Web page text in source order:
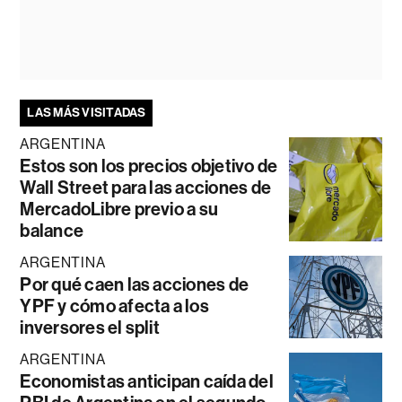
LAS MÁS VISITADAS
ARGENTINA
Estos son los precios objetivo de
Wall Street para las acciones de
MercadoLibre previo a su
balance
ARGENTINA
Por qué caen las acciones de
YPF y cómo afecta a los
inversores el split
ARGENTINA
Economistas anticipan caída del